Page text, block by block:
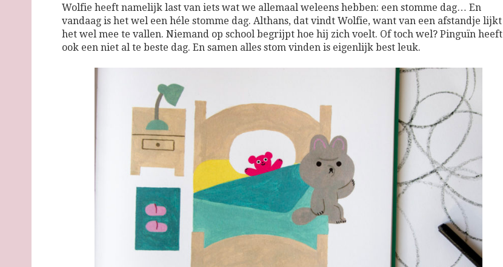
Wolfie heeft namelijk last van iets wat we allemaal weleens hebben: een stomme dag… En
vandaag is het wel een héle stomme dag. Althans, dat vindt Wolfie, want van een afstandje lijkt
het wel mee te vallen. Niemand op school begrijpt hoe hij zich voelt. Of toch wel? Pinguïn heeft
ook een niet al te beste dag. En samen alles stom vinden is eigenlijk best leuk.